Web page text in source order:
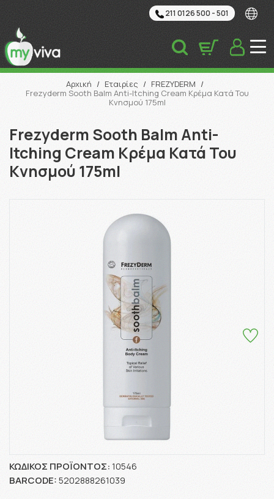
211 0126 500 - 501
Αναζήτηση
Αρχική / Εταιρίες / FREZYDERM /
Frezyderm Sooth Balm Anti-Itching Cream Κρέμα Κατά Του
Κνησμού 175ml
Frezyderm Sooth Balm Anti-
Itching Cream Κρέμα Κατά Του
Κνησμού 175ml
ΚΩΔΙΚΌΣ ΠΡΟΪΌΝΤΟΣ: 10546
BARCODE: 5202888261039